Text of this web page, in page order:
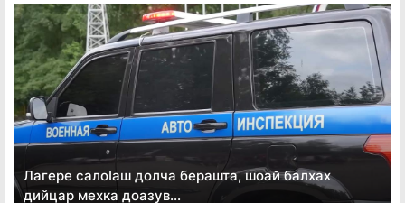
Лагере салоӏаш долча берашта, шоай балхах
дийцар мехка доазув...